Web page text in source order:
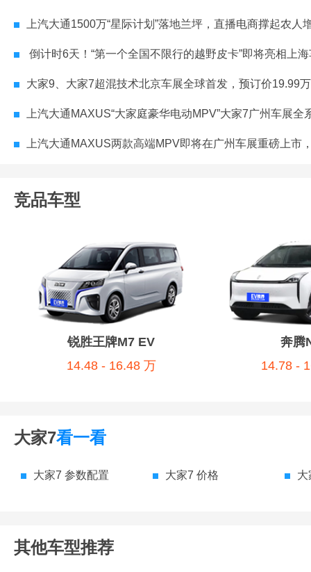
上汽大通1500万“星际计划”落地兰坪，直播电商撑起农人增收快
倒计时6天！“第一个全国不限行的越野皮卡”即将亮相上
大家9、大家7超混技术北京车展全球首发，预订价19.99
上汽大通MAXUS“大家庭豪华电动MPV”大家7广州车展全
上汽大通MAXUS两款高端MPV即将在广州车展重磅上市，知名港星现
竞品车型
锐胜王牌M7 EV
14.48 - 16.48 万
奔腾
14.78 -
大家7看一看
大家7 参数配置 大家7 价格 大
其他车型推荐